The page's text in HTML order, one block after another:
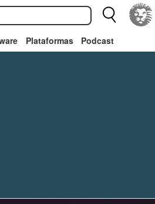
Plataformas Podcast